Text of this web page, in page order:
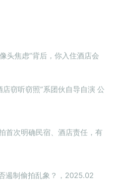
头焦虑”背后，你入住酒店会
窃听窃照”系团伙自导自演 公
首次明确民宿、酒店责任，有
遏制偷拍乱象？，2025.02